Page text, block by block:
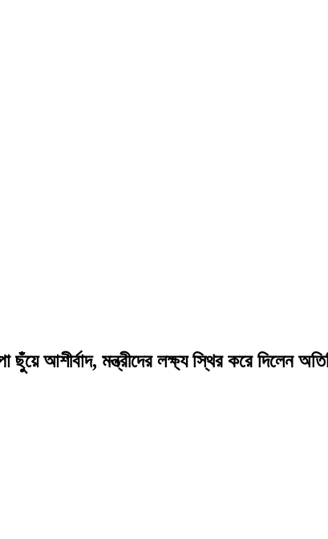
আশীর্বাদ, মন্ত্রীদের লক্ষ্য স্থির করে দিলেন